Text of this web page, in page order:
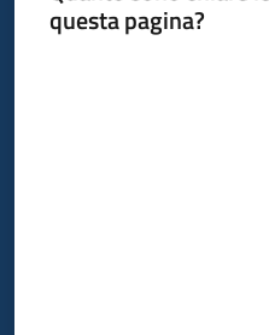
questa pagina?